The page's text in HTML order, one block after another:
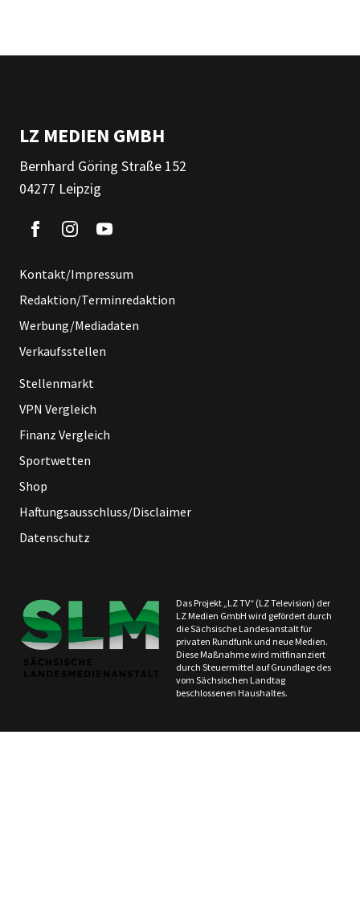
LZ MEDIEN GMBH
Bernhard Göring Straße 152
04277 Leipzig
Kontakt/Impressum
Redaktion/Terminredaktion
Werbung/Mediadaten
Verkaufsstellen
Stellenmarkt
VPN Vergleich
Finanz Vergleich
Sportwetten
Shop
Haftungsausschluss/Disclaimer
Datenschutz
Das Projekt „LZ TV“ (LZ Television) der
LZ Medien GmbH wird gefördert durch
die Sächsische Landesanstalt für
privaten Rundfunk und neue Medien.
Diese Maßnahme wird mitfinanziert
durch Steuermittel auf Grundlage des
vom Sächsischen Landtag
beschlossenen Haushaltes.